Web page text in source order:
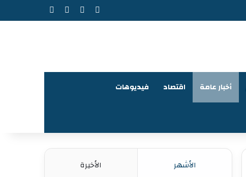
فيسبوك ‫YouTube
أخبار عامة اقتصاد فيديوهات
الأشهر الأخيرة